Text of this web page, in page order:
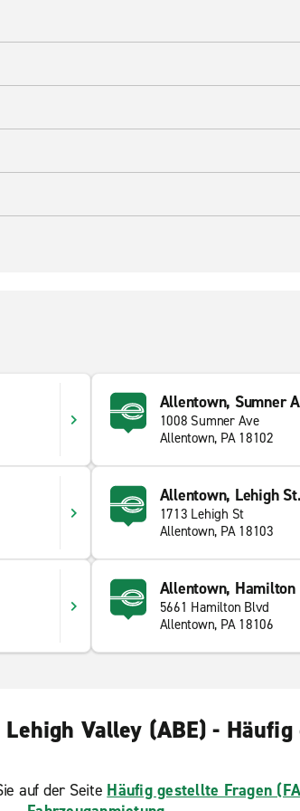
Allentown, Sumner
1008 Sumner Ave
Allentown, PA 18102
Allentown, Lehigh
1713 Lehigh St
Allentown, PA 18103
Allentown, Hamilton
5661 Hamilton Blvd
Allentown, PA 18106
Valley (ABE) -
auf der Seite Häufig gestellte Fragen